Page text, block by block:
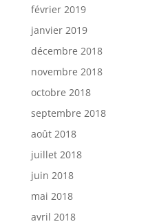
février 2019
janvier 2019
décembre 2018
novembre 2018
octobre 2018
septembre 2018
août 2018
juillet 2018
juin 2018
mai 2018
avril 2018